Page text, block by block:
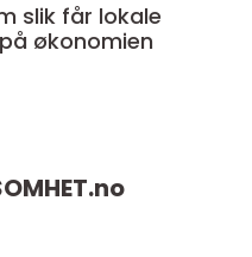
økonomien
no